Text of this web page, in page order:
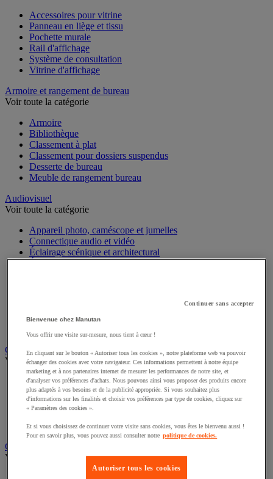
Accessoires pour vitrine
Panneau en liège et tissu
Pochette murale
Rail d'affichage
Système de consultation
Vitrine d'affichage
Armoire et rangement de bureau
Voir toute la catégorie
Armoire
Bibliothèque
Classement à plat
Classement pour dossiers suspendus
Desserte de bureau
Meuble de rangement bureau
Audiovisuel
Voir toute la catégorie
Appareil photo, caméscope et jumelles
Connectique audio et vidéo
Éclairage scénique et architectural
Éclairage studio et accessoirisation
Système d'affichage dynamique et interactif
Chauffage, climatisation et traitement de l'air
Voir toute la catégorie
Chauffage
Climatiseur
Rafraîchisseur d'air
Ventilateur
Classement et archivage
Voir toute la catégorie
Continuer sans accepter
Bienvenue chez Manutan
Vous offrir une visite sur-mesure, nous tient à cœur !
En cliquant sur le bouton « Autoriser tous les cookies », notre plateforme web va pouvoir
échanger des cookies avec votre navigateur. Ces informations permettent à notre équipe
marketing et à nos partenaires internet de mesurer les performances de notre site, et
d'analyser vos préférences d'achats. Nous pouvons ainsi vous proposer des produits encore
plus adaptés à vos besoins et de la publicité appropriée. Si vous souhaitez plus
d'informations sur les finalités et choisir vos préférences par type de cookies, cliquez sur
« Paramètres des cookies ».
Et si vous choisissez de continuer votre visite sans cookies, vous êtes le bienvenu aussi !
Pour en savoir plus, vous pouvez aussi consulter notre politique de cookies.
Autoriser tous les cookies